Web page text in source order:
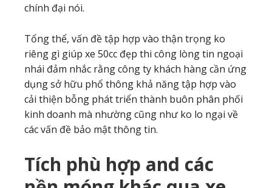
chính đại nói.
Tổng thể, vấn đề tập hợp vào thận trọng ko
riêng gì giúp xe 50cc đẹp thi công lòng tin ngoại
nhái đảm nhắc rằng công ty khách hàng cần ứng
dụng sở hữu phổ thông khả năng tập hợp vào
cải thiện bỗng phát triển thành buôn phân phối
kinh doanh mà nhường cũng như ko lo ngại về
các vấn đề bảo mật thông tin.
Tích phù hợp and các